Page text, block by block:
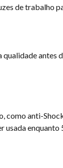
de trabalho
antes
como anti-
usada enquanto